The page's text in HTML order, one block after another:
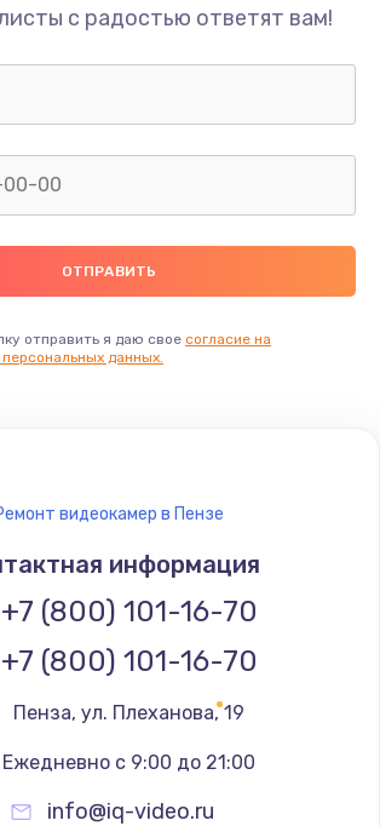
с радостью ответят вам!
отправить я даю свое согласие на
данных.
видеокамер в Пензе
информация
+7 (800) 101-16-70
+7 (800) 101-16-70
Пенза, ул. Плеханова, 19
Ежедневно с 9:00 до 21:00
info@iq-video.ru